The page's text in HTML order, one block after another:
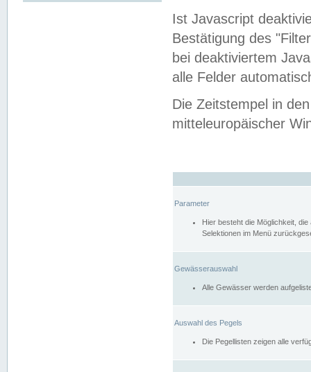
Ist Javascript
Bestätigung des
bei deaktiviertem
alle Felder
Die Zeitstempel in
mitteleuropäischer
Parameter
Hier besteht die Möglichkeit,
Selektionen im Menü
Gewässerauswahl
Alle Gewässer werden
Auswahl des Pegels
Die Pegellisten zeigen alle